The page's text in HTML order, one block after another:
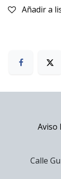
Añadir a
Aviso
Calle